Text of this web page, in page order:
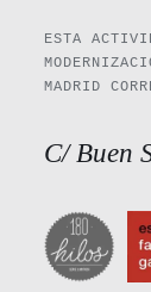
ESTA
MADRID
C/ Buen